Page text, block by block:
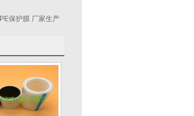
PE保护膜 厂家生产